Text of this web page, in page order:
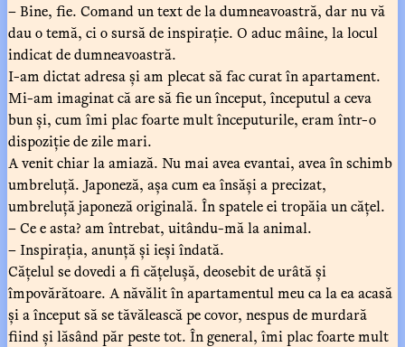
– Bine, fie. Comand un text de la dumneavoastră, dar nu vă
dau o temă, ci o sursă de inspirație. O aduc mâine, la locul
indicat de dumneavoastră.
I-am dictat adresa și am plecat să fac curat în apartament.
Mi-am imaginat că are să fie un început, începutul a ceva
bun și, cum îmi plac foarte mult începuturile, eram într-o
dispoziție de zile mari.
A venit chiar la amiază. Nu mai avea evantai, avea în schimb
umbreluță. Japoneză, așa cum ea însăși a precizat,
umbreluță japoneză originală. În spatele ei tropăia un cățel.
– Ce e asta? am întrebat, uitându-mă la animal.
– Inspirația, anunță și ieși îndată.
Cățelul se dovedi a fi cățelușă, deosebit de urâtă și
împovărătoare. A năvălit în apartamentul meu ca la ea acasă
și a început să se tăvălească pe covor, nespus de murdară
fiind și lăsând păr peste tot. În general, îmi plac foarte mult